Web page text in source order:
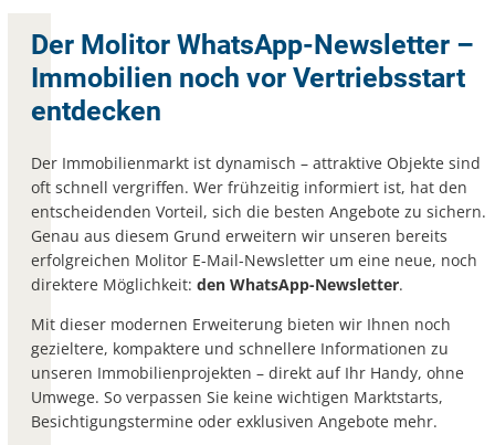
Der Molitor WhatsApp-Newsletter –
Immobilien noch vor Vertriebsstart
entdecken
Der Immobilienmarkt ist dynamisch – attraktive Objekte sind
oft schnell vergriffen. Wer frühzeitig informiert ist, hat den
entscheidenden Vorteil, sich die besten Angebote zu sichern.
Genau aus diesem Grund erweitern wir unseren bereits
erfolgreichen Molitor E-Mail-Newsletter um eine neue, noch
direktere Möglichkeit: den WhatsApp-Newsletter.
Mit dieser modernen Erweiterung bieten wir Ihnen noch
gezieltere, kompaktere und schnellere Informationen zu
unseren Immobilienprojekten – direkt auf Ihr Handy, ohne
Umwege. So verpassen Sie keine wichtigen Marktstarts,
Besichtigungstermine oder exklusiven Angebote mehr.